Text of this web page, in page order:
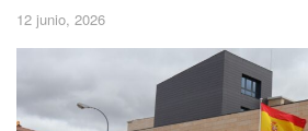
12 junio, 2026